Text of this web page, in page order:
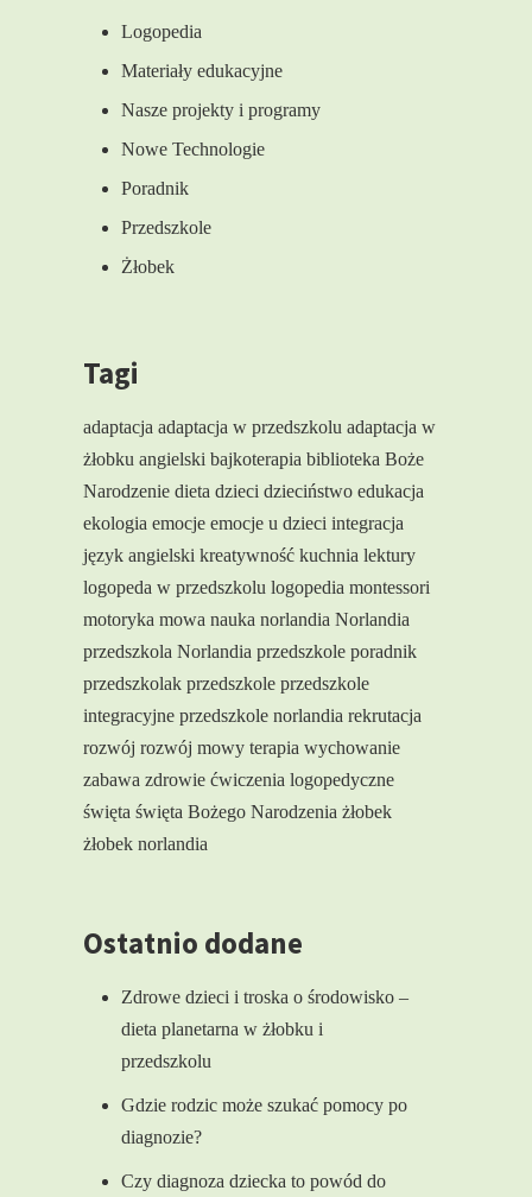
Logopedia
Materiały edukacyjne
Nasze projekty i programy
Nowe Technologie
Poradnik
Przedszkole
Żłobek
Tagi
adaptacja adaptacja w przedszkolu adaptacja w
żłobku angielski bajkoterapia biblioteka Boże
Narodzenie dieta dzieci dzieciństwo edukacja
ekologia emocje emocje u dzieci integracja
język angielski kreatywność kuchnia lektury
logopeda w przedszkolu logopedia montessori
motoryka mowa nauka norlandia Norlandia
przedszkola Norlandia przedszkole poradnik
przedszkolak przedszkole przedszkole
integracyjne przedszkole norlandia rekrutacja
rozwój rozwój mowy terapia wychowanie
zabawa zdrowie ćwiczenia logopedyczne
święta święta Bożego Narodzenia żłobek
żłobek norlandia
Ostatnio dodane
Zdrowe dzieci i troska o środowisko –
dieta planetarna w żłobku i
przedszkolu
Gdzie rodzic może szukać pomocy po
diagnozie?
Czy diagnoza dziecka to powód do